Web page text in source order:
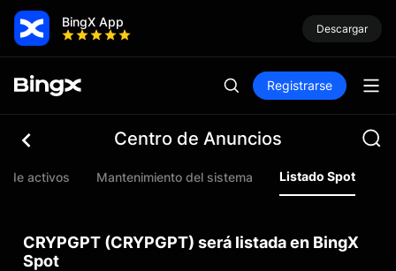
BingX App Descargar
Registrarse
Centro de Anuncios
de activos Mantenimiento del sistema Listado Spot
CRYPGPT (CRYPGPT) será listada en BingX
Spot